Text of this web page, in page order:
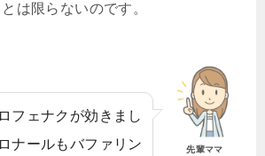
は限らないのです。
フェナクが効きまし
ナールもバファリン
先輩ママ